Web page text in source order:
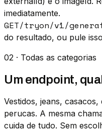
imediatamente.
GET/tryon/v1/
do resultado, ou pule
02 · Todas as categorias
Um endpoint,
Vestidos, jeans,
perucas. A mesma
cuida de tudo. Sem